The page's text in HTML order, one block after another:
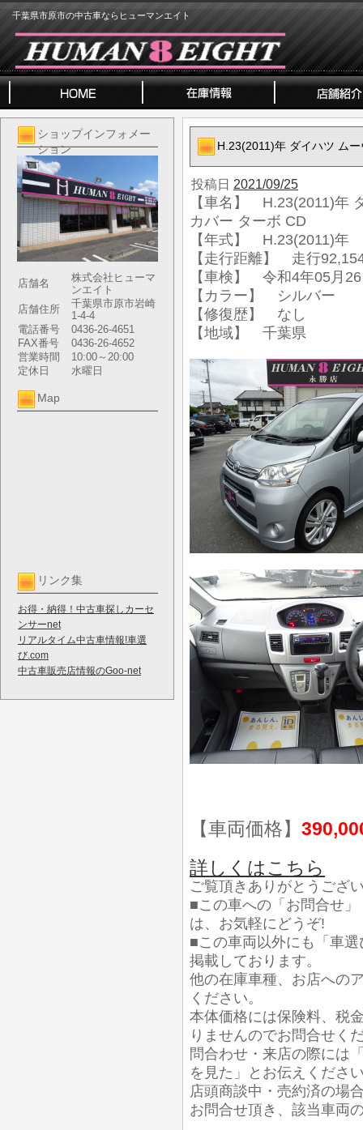
千葉県市原市の中古車ならヒューマンエイト
ショップインフォメー
ション
店舗名
株式会社ヒューマ
ンエイト
店舗住所
千葉県市原市岩崎
1-4-4
電話番号
0436-26-4651
FAX番号
0436-26-4652
営業時間
10:00～20:00
定休日
水曜日
Map
リンク集
お得・納得！中古車探しカーセ
ンサーnet
リアルタイム中古車情報!車選
び.com
中古車販売店情報のGoo-net
H.23(2011)年 ダイハツ ム
投稿日 2021/09/25
【車名】 H.23(2011)年
カバー ターボ CD
【年式】 H.23(2011)年
【走行距離】 走行
【車検】 令和4年05月
【カラー】 シルバー
【修復歴】 なし
【地域】 千葉県
【車両価格】
詳しくはこちら
ご覧頂きありがとうござ
■この車への「お問合せ
は、お気軽にどうぞ!
■この車両以外にも「車
掲載しております。
他の在庫車種、お店への
ください。
本体価格には保険料、税
りませんのでお問合せく
問合わせ・来店の際には
を見た」とお伝えくださ
店頭商談中・売約済の場
お問合せ頂き、該当車両